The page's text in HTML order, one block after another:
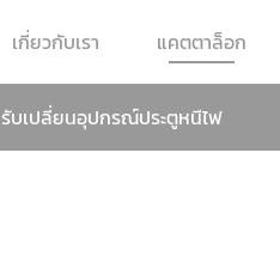
เกี่ยวกับเรา แคตตาล็อก
รับเปลี่ยนอุปกรณ์ประตูหนีไฟ